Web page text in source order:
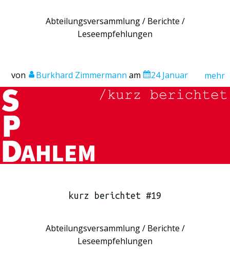
Abteilungsversammlung / Berichte /
Leseempfehlungen
von Burkhard Zimmermann am 24 Januar mehr
kurz berichtet #19
Abteilungsversammlung / Berichte /
Leseempfehlungen